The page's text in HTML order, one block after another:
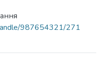
987654321/271